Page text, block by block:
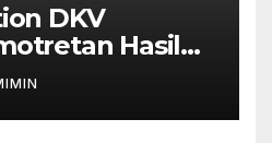
DKV
Hasil
Akhir Siswi